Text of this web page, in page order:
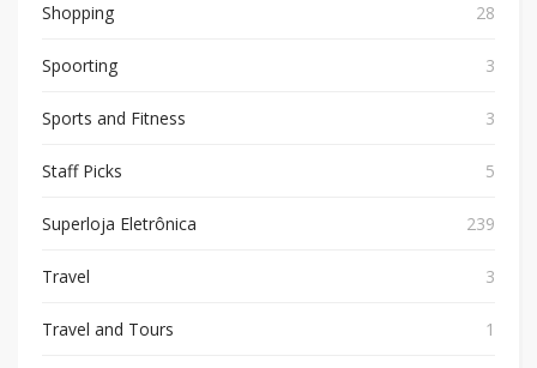
Shopping 28
Spoorting 3
Sports and Fitness 3
Staff Picks 5
Superloja Eletrônica 239
Travel 3
Travel and Tours 1